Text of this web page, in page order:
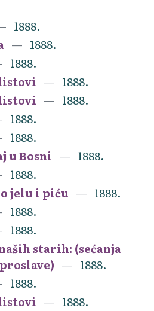
1888.
1888.
1888.
1888.
1888.
1888.
1888.
u Bosni
1888.
1888.
jelu i piću
1888.
1888.
1888.
starih: (sećanja
1888.
1888.
1888.